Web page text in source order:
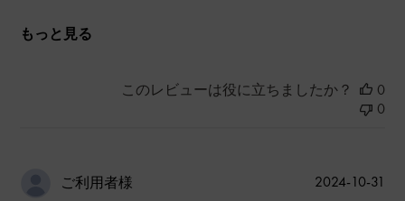
もっと見る
このレビューは役に立ちましたか？
0
0
ご利用者様 2024-10-31